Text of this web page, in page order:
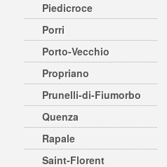
Piedicroce
Porri
Porto-Vecchio
Propriano
Prunelli-di-Fiumorbo
Quenza
Rapale
Saint-Florent